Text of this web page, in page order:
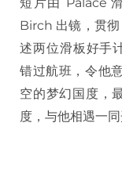
Birch 出镜，贯
述两位滑板好手
错过航班，令他
空的梦幻国度，
度，与他相遇一同